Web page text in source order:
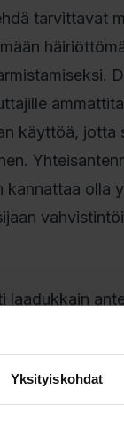
Yksityiskohdat
tarvittavat
käyttöä, jotta
kannattaa olla
laadukkain
ja
on jatkossa